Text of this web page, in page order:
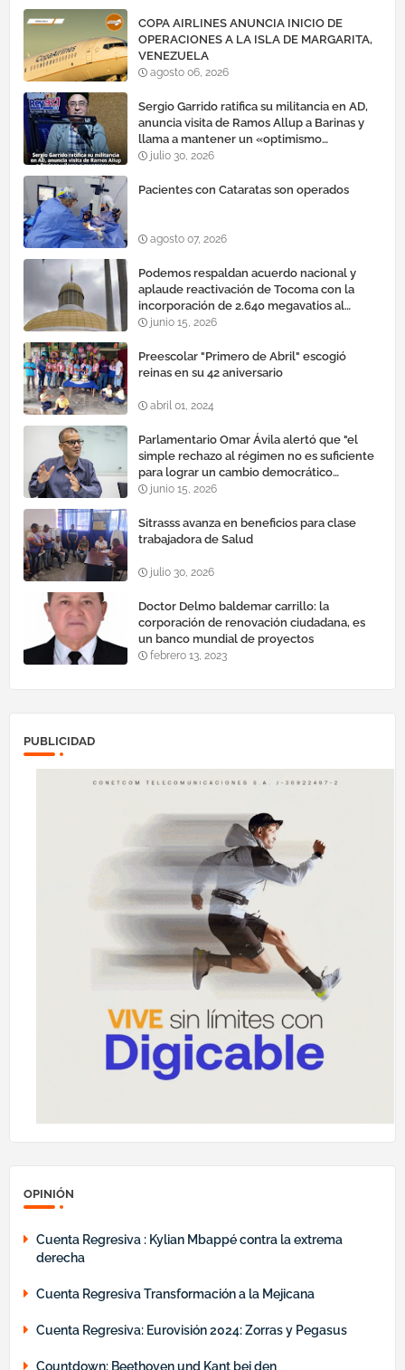
COPA AIRLINES ANUNCIA INICIO DE
OPERACIONES A LA ISLA DE MARGARITA,
VENEZUELA
agosto 06, 2026
Sergio Garrido ratifica su militancia en AD,
anuncia visita de Ramos Allup a Barinas y
llama a mantener un «optimismo
cauteloso»
julio 30, 2026
Pacientes con Cataratas son operados
agosto 07, 2026
Podemos respaldan acuerdo nacional y
aplaude reactivación de Tocoma con la
incorporación de 2.640 megavatios al
sistema eléctrico nacional
junio 15, 2026
Preescolar "Primero de Abril" escogió
reinas en su 42 aniversario
abril 01, 2024
Parlamentario Omar Ávila alertó que "el
simple rechazo al régimen no es suficiente
para lograr un cambio democrático
efectivo"
junio 15, 2026
Sitrasss avanza en beneficios para clase
trabajadora de Salud
julio 30, 2026
Doctor Delmo baldemar carrillo: la
corporación de renovación ciudadana, es
un banco mundial de proyectos
febrero 13, 2023
PUBLICIDAD
OPINIÓN
Cuenta Regresiva : Kylian Mbappé contra la extrema
derecha
Cuenta Regresiva Transformación a la Mejicana
Cuenta Regresiva: Eurovisión 2024: Zorras y Pegasus
Countdown: Beethoven und Kant bei den